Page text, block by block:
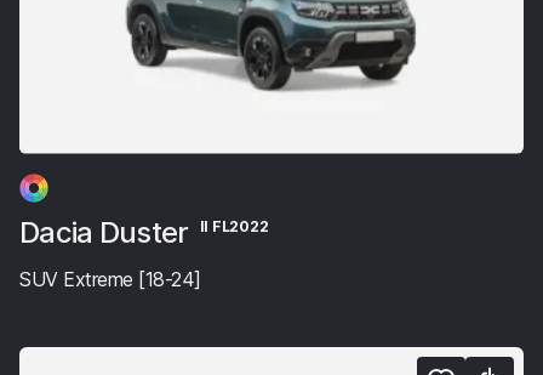
Dacia Duster II FL2022
SUV Extreme [18-24]